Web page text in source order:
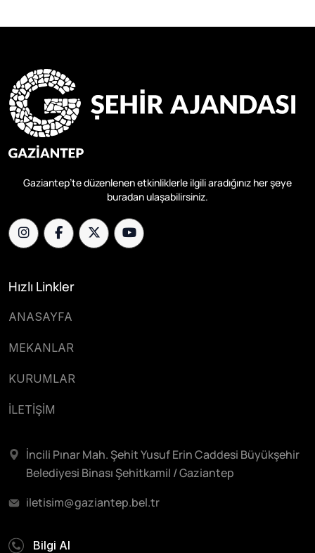
Gaziantep’te düzenlenen etkinliklerle ilgili aradığınız her şeye
buradan ulaşabilirsiniz.
Hızlı Linkler
ANASAYFA
MEKANLAR
KURUMLAR
İLETİŞİM
İncili Pınar Mah. Şehit Yusuf Erin Caddesi Büyükşehir
Belediyesi Binası Şehitkamil / Gaziantep
iletisim@gaziantep.bel.tr
Bilgi Al